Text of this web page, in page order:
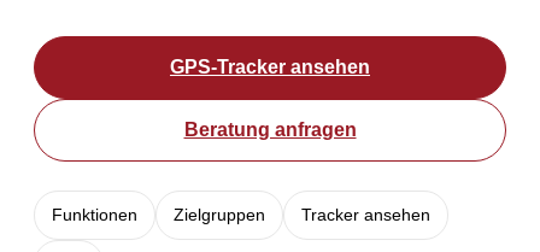
GPS-Tracker ansehen
Beratung anfragen
Funktionen Zielgruppen Tracker ansehen